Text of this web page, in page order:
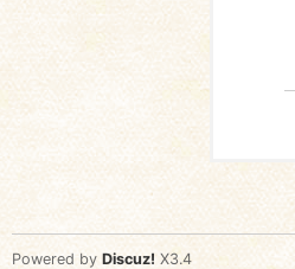
Powered by Discuz! X3.4